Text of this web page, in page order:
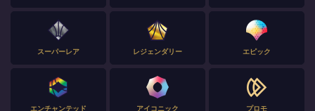
スーパーレア レジェンダリー エピック
エンチャンテッド アイコニック プロモ